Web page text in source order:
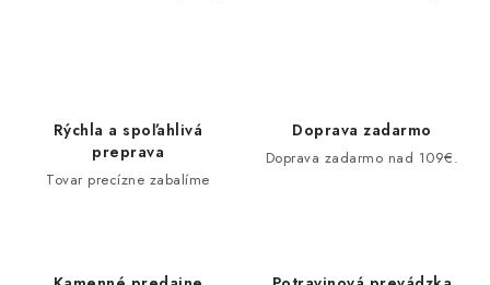
Rýchla a spoľahlivá
preprava
Tovar precízne zabalíme
Doprava zadarmo
Doprava zadarmo nad 109€.